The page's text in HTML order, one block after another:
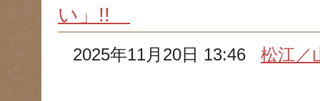
い」!!
2025年11月20日 13:46松江／